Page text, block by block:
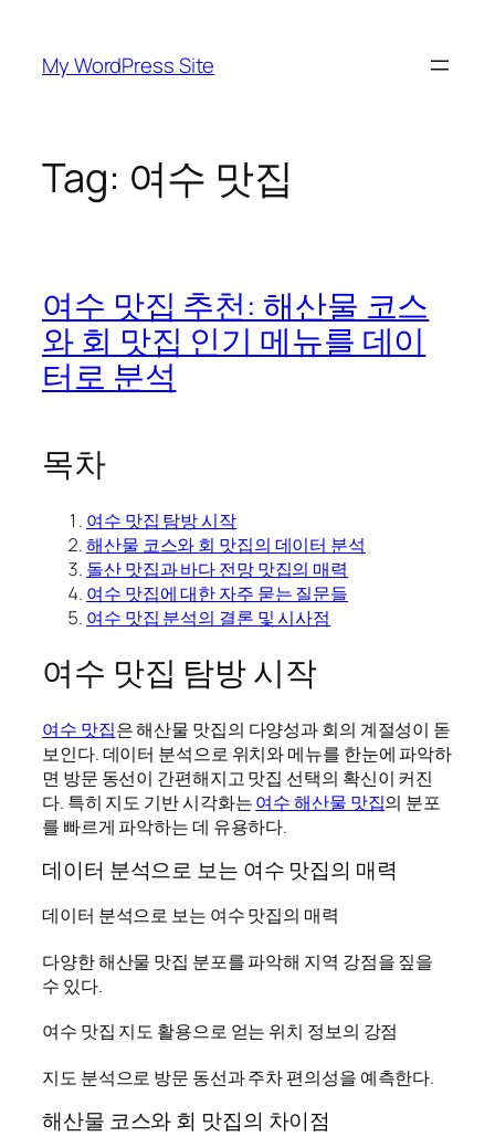
content
My WordPress Site
Tag: 여수 맛집
여수 맛집 추천: 해산물 코스
와 회 맛집 인기 메뉴를 데이
터로 분석
목차
여수 맛집 탐방 시작
해산물 코스와 회 맛집의 데이터 분석
돌산 맛집과 바다 전망 맛집의 매력
여수 맛집에 대한 자주 묻는 질문들
여수 맛집 분석의 결론 및 시사점
여수 맛집 탐방 시작
여수 맛집은 해산물 맛집의 다양성과 회의 계절성이 돋
보인다. 데이터 분석으로 위치와 메뉴를 한눈에 파악하
면 방문 동선이 간편해지고 맛집 선택의 확신이 커진
다. 특히 지도 기반 시각화는여수 해산물 맛집의 분포
를 빠르게 파악하는 데 유용하다.
데이터 분석으로 보는 여수 맛집의 매력
데이터 분석으로 보는 여수 맛집의 매력
다양한 해산물 맛집 분포를 파악해 지역 강점을 짚을
수 있다.
여수 맛집 지도 활용으로 얻는 위치 정보의 강점
지도 분석으로 방문 동선과 주차 편의성을 예측한다.
해산물 코스와 회 맛집의 차이점